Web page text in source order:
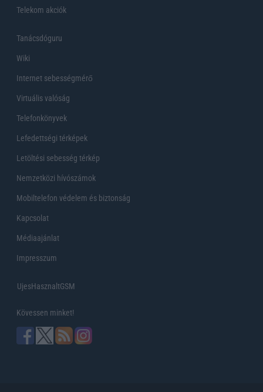
Telekom akciók
Tanácsdóguru
Wiki
Internet sebességmérő
Virtuális valóság
Telefonkönyvek
Lefedettségi térképek
Letöltési sebesség térkép
Nemzetközi hívószámok
Mobiltelefon védelem és biztonság
Kapcsolat
Médiaajánlat
Impresszum
UjesHasznaltGSM
Kövessen minket!